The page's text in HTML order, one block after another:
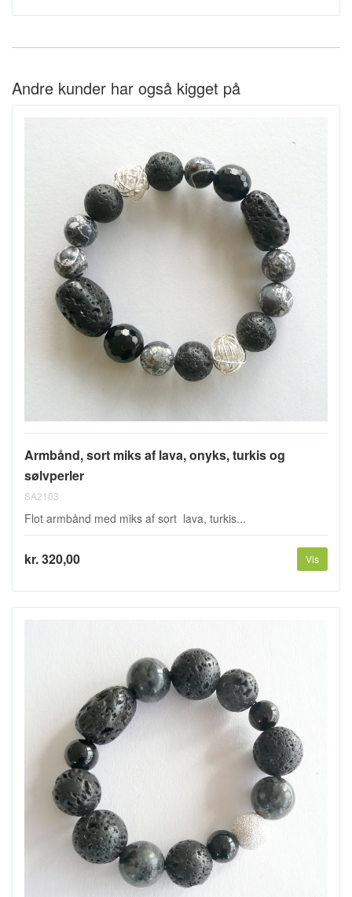
Andre kunder har også kigget på
Armbånd, sort miks af lava, onyks, turkis og
sølvperler
SA2103
Flot armbånd med miks af sort lava, turkis...
kr. 320,00 Vis